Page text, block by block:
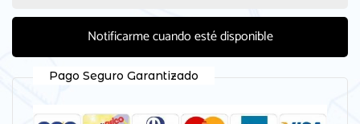
Notificarme cuando esté disponible
Pago Seguro Garantizado